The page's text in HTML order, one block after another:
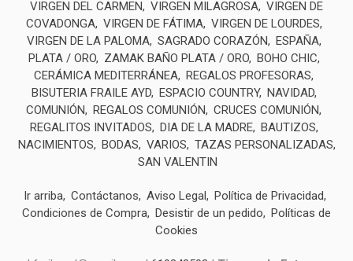
VIRGEN DEL CARMEN
VIRGEN MILAGROSA VIRGEN DE
COVADONGA VIRGEN DE FÁTIMA VIRGEN DE LOURDES
VIRGEN DE LA PALOMA SAGRADO CORAZÓN
ESPAÑA
PLATA / ORO
ZAMAK BAÑO PLATA / ORO
BOHO CHIC
CERÁMICA MEDITERRÁNEA
REGALOS PROFESORAS
BISUTERIA FRAILE AYD
ESPACIO COUNTRY
NAVIDAD
COMUNIÓN
REGALOS COMUNIÓN
CRUCES COMUNIÓN
REGALITOS INVITADOS
DIA DE LA MADRE
BAUTIZOS
NACIMIENTOS
BODAS VARIOS
TAZAS PERSONALIZADAS
SAN VALENTIN
Ir arriba Contáctanos Aviso Legal
Política de Privacidad
Condiciones de Compra
Desistir de un pedido
Políticas de
Cookies